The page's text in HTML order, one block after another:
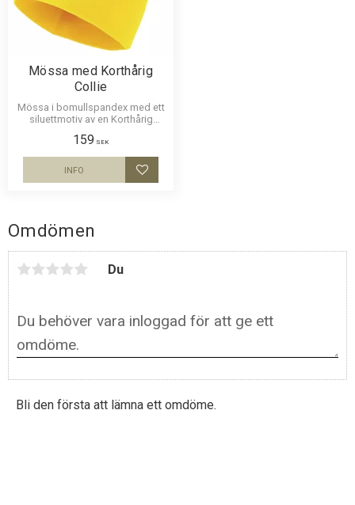
Omdömen
Du
Bli den första att lämna ett omdöme.
Mössa med Korthårig
Collie
Mössa i bomullspandex med ett
siluettmotiv av en Korthårig
färger.
159 SEK
Lägg till i favoriter
INFO